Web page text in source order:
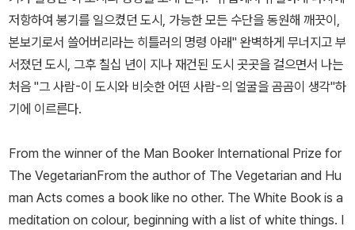
저항하여 봉기를 일으켰던 도시, 가능한 모든 수단을 동원해 깨끗이,
본보기로서 쓸어버리라는 히틀러의 명령 아래" 완벽하게 무너지고 부
서졌던 도시, 그후 칠십 년이 지나 재건된 도시 곳곳을 걸으면서 나는
처음 "그 사람-이 도시와 비슷한 어떤 사람-의 얼굴을 곰곰이 생각"하
기에 이르른다.
From the winner of the Man Booker International Prize for
The VegetarianFrom the author of The Vegetarian and Hu
man Acts comes a book like no other. The White Book is a
meditation on colour, beginning with a list of white things. I